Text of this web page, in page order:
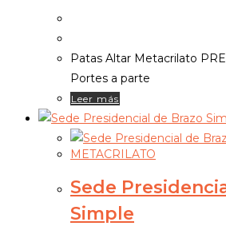
Patas Altar Metacrilato
Portes a parte
Leer más
METACRILATO
Sede
Simple